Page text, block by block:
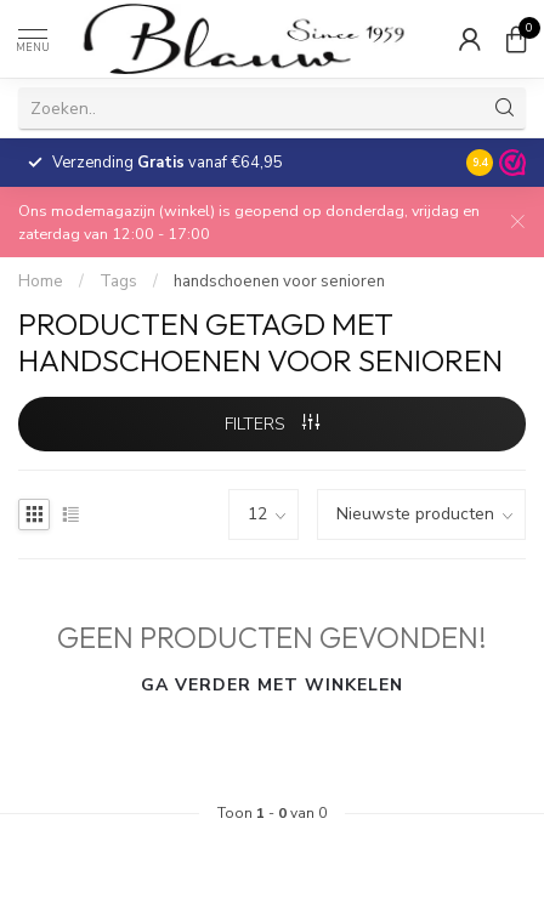
MENU
0
Verzending Gratis vanaf €64,95 30 dagen
9.4
Ons modemagazijn (winkel) is geopend op donderdag, vrijdag en
zaterdag van 12:00 - 17:00
Home / Tags / handschoenen voor senioren
PRODUCTEN GETAGD MET
HANDSCHOENEN VOOR SENIOREN
FILTERS
GEEN PRODUCTEN GEVONDEN!
GA VERDER MET WINKELEN
Toon 1 - 0van 0